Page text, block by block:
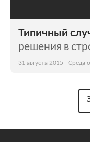
Типичный
решения в
31 августа 2015 Среда